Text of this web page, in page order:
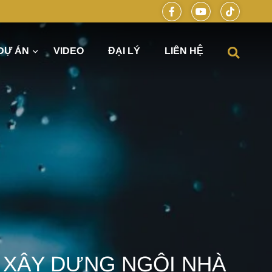
ÁN VIDEO ĐẠI LÝ LIÊN HỆ
DỰNG NGÔI NHÀ